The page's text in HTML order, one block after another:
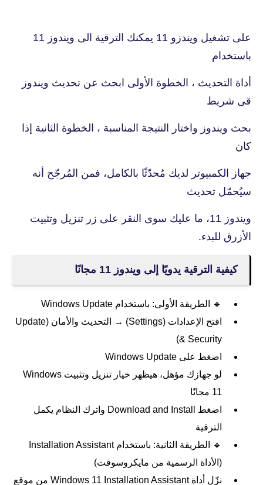
على تشغيل ويندزو 11 يمكنك الترقية الى ويندوز 11
باستخدام
أداة التحديث ، الخطوة الأولى ابحث عن تحديث ويندوز
قى شريط
بحث ويندوز واختار النتيجة المناسبة ، الخطوة الثانية إذا
كان
جهاز الكمبيوتر لديك مُحدّثًا بالكامل، فمن المُرجّح أنه
سيُحمّل تحديث
ويندوز 11، ما عليك سوى النقر على زر تنزيل وتثبيت
الأزرق للبدء.
كيفية الترقية يدويًا إلى ويندوز 11 مجانًا
🔹 الطريقة الأولى: باستخدام Windows Update
افتح الإعدادات (Settings) → التحديث والأمان (Update
& Security)
اضغط على Windows Update
لو جهازك مؤهل، هيظهر خيار تنزيل وتثبيت Windows
11 مجانًا
اضغط Download and Install واترك النظام يكمل
الترقية
🔹 الطريقة الثانية: باستخدام Installation Assistant
(الأداة الرسمية من مايكروسوفت)
نزّل أداة Windows 11 Installation Assistant من موقع